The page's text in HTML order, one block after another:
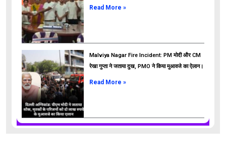
Read More »
Malviya Nagar Fire Incident: PM मोदी और CM
रेखा गुप्ता ने जताया दुख, PMO ने किया मुआवजे का ऐलान।
Read More »